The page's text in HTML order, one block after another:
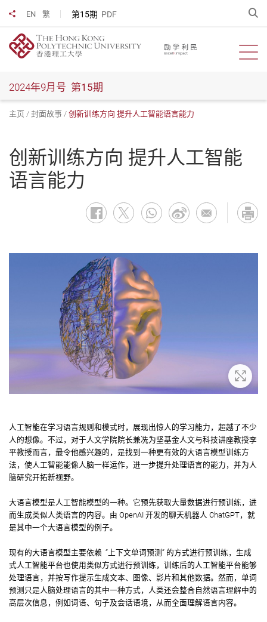
EN 繁 第15期 PDF
分享到
开
2024年9月号 第15期
主页 封面故事 创新训练方向 提升人工智能语言能力
创新训练方向 提升人工智能
语言能力
放大
人工智能在学习语言规则和模式时，展现出惊人的学习能力，超越了不少
人的想像。不过，对于人文学院院长兼冼为坚基金人文与科技讲座教授李
平教授而言，最令他感兴趣的，是找到一种更有效的大语言模型训练方
法，使人工智能能像人脑一样运作，进一步提升处理语言的能力，并为人
脑研究开拓新视野。
大语言模型是人工智能模型的一种。它预先获取大量数据进行预训练，进
而生成类似人类语言的内容。由 OpenAI 开发的聊天机器人 ChatGPT，就
是其中一个大语言模型的例子。
现有的大语言模型主要依赖 “上下文单词预测” 的方式进行预训练，生成
式人工智能平台也使用类似方式进行预训练，训练后的人工智能平台能够
处理语言，并按写作提示生成文本、图像、影片和其他数据。然而，单词
预测只是人脑处理语言的其中一种方式，人类还会整合自然语言理解中的
高层次信息，例如词语、句子及会话语境，从而全面理解语言内容。